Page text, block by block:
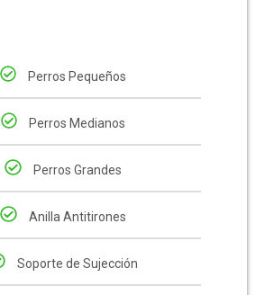
Perros Pequeños
Perros Medianos
Perros Grandes
Anilla Antitirones
Soporte de Sujección